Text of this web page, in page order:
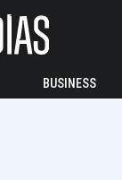
BUSINESS